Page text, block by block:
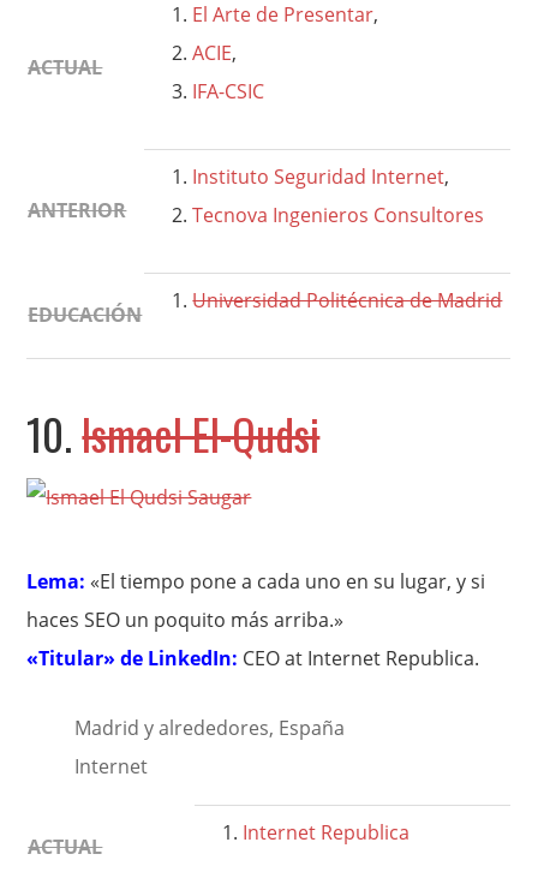
ACTUAL
El Arte de Presentar,
ACIE,
IFA-CSIC
ANTERIOR
Instituto Seguridad Internet,
Tecnova Ingenieros Consultores
EDUCACIÓN
Universidad Politécnica de Madrid
10.Ismael El-Qudsi
Lema: «El tiempo pone a cada uno en su lugar, y si
haces SEO un poquito más arriba.»
«Titular» de LinkedIn: CEO at Internet Republica.
Madrid y alrededores, España
Internet
ACTUAL
Internet Republica